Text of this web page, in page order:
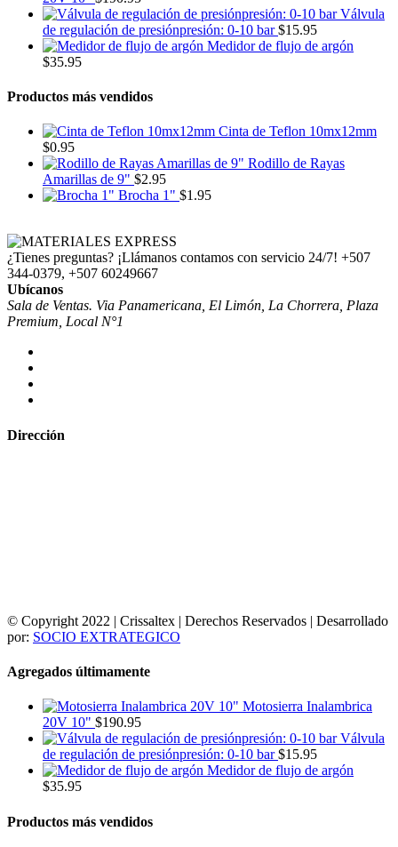
Válvula
de regulación de presiónpresión: 0-10 bar $15.95
Medidor de flujo de argón
$35.95
Productos más vendidos
Cinta de Teflon 10mx12mm
$0.95
Rodillo de Rayas
Amarillas de 9" $2.95
Brocha 1" $1.95
¿Tienes preguntas? ¡Llámanos contamos con servicio 24/7! +507
344-0379, +507 60249667
Ubícanos
Sala de Ventas. Via Panamericana, El Limón, La Chorrera, Plaza
Premium, Local N°1
Dirección
© Copyright 2022 | Crissaltex | Derechos Reservados | Desarrollado
por: SOCIO EXTRATEGICO
Agregados últimamente
Motosierra Inalambrica
20V 10" $190.95
Válvula
de regulación de presiónpresión: 0-10 bar $15.95
Medidor de flujo de argón
$35.95
Productos más vendidos